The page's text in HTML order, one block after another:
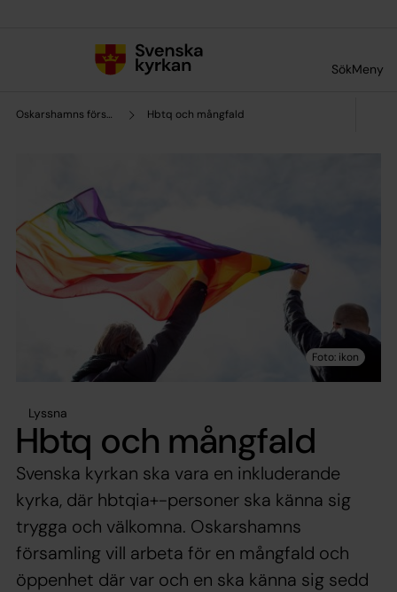
SökMeny
Oskarshamns församling Hbtq och mångfald
Lyssna
Hbtq och mångfald
Svenska kyrkan ska vara en inkluderande
kyrka, där hbtqia+-personer ska känna sig
trygga och välkomna. Oskarshamns
församling vill arbeta för en mångfald och
öppenhet där var och en ska känna sig sedd